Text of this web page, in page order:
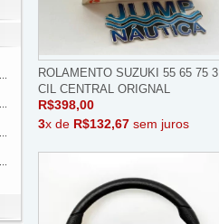
ROLAMENTO SUZUKI 55 65 75 3
CIL CENTRAL ORIGNAL
R$398,00
3x de R$132,67 sem juros